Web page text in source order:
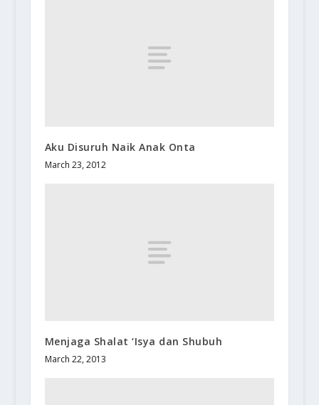
Aku Disuruh Naik Anak Onta
March 23, 2012
Menjaga Shalat ‘Isya dan Shubuh
March 22, 2013